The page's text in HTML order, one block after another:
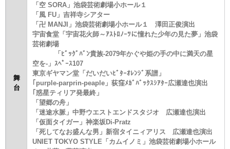
舞
台
「空 SORA」池袋芸術劇場小ホール１
「風 FU」吉祥寺シアター
「卍 MANJI」池袋芸術劇場小ホール１ 澤田正俊演出
宇宙食堂「宇宙花火師～ｱｽﾄﾛﾉｰﾂに憧れた少年の見た夢」池袋
芸術劇場
「ﾋﾞｯｸﾞﾊﾞﾝ貴族-2079年かぐや姫の手の中に満天の星
空を-」ｽﾍﾟｰｽ107
東京ギヤマン堂「だいだいﾋﾞﾀｰｵﾚﾝｼﾞ系譜」
｢purple-parprin-peaple」荻窪ﾒｶﾞﾊﾞｯｸｽｼｱﾀｰ広瀬達也演出
｢惑星ティリア発最終」
「望郷の舟」
「迷途水脈」中野ウエストエンドスタジオ 広瀬達也演出
「仮面タイガー」神楽坂Di-Pratz
「死してなお盛んな男」新宿タイニィアリス 広瀬達也演出
UNIET TOKYO STYLE「カムイノミ」池袋芸術劇場小ホール